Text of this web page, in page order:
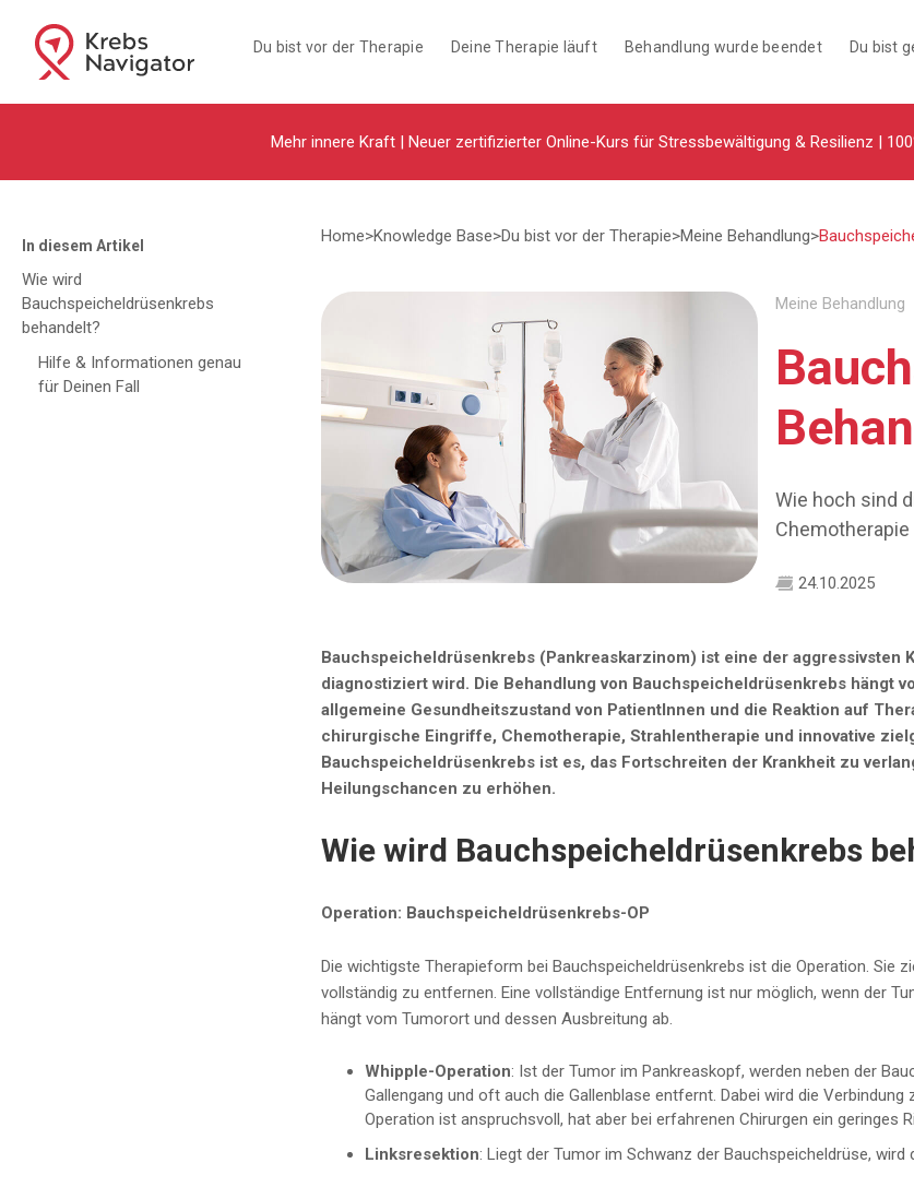
Du bist vor der Therapie Deine Therapie läuft Behandlung wurde beendet Du bist
Mehr innere Kraft | Neuer zertifizierter Online-Kurs für Stressbewältigung & Resilienz |
In diesem Artikel
Wie wird
Bauchspeicheldrüsenkrebs
behandelt?
Hilfe & Informationen genau
für Deinen Fall
Home>Knowledge Base>Du bist vor der Therapie>Meine Behandlung>
Meine Behandlung
Wie hoch sind
24.10.2025
Bauchspeicheldrüsenkrebs (Pankreaskarzinom) ist eine der
diagnostiziert wird. Die Behandlung von Bauchspeicheldrüsenkrebs hängt
allgemeine Gesundheitszustand von PatientInnen und die Reaktion auf
chirurgische Eingriffe, Chemotherapie, Strahlentherapie und innovative
Bauchspeicheldrüsenkrebs ist es, das Fortschreiten der Krankheit zu
Heilungschancen zu erhöhen.
Wie wird Bauchspeicheldrüsenkrebs
Operation: Bauchspeicheldrüsenkrebs-OP
Die wichtigste Therapieform bei Bauchspeicheldrüsenkrebs ist die Operation. Sie
vollständig zu entfernen. Eine vollständige Entfernung ist nur möglich, wenn der
hängt vom Tumorort und dessen Ausbreitung ab.
Whipple-Operation: Ist der Tumor im Pankreaskopf, werden neben der
Gallengang und oft auch die Gallenblase entfernt. Dabei wird die
Operation ist anspruchsvoll, hat aber bei erfahrenen Chirurgen ein geringes
Linksresektion: Liegt der Tumor im Schwanz der Bauchspeicheldrüse,